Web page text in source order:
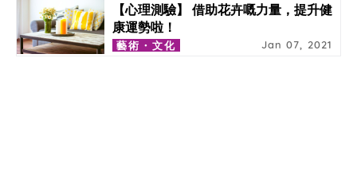
【心理測驗】 借助花卉嘅力量，提升健
康運勢啦！
藝術・文化 Jan 07, 2021